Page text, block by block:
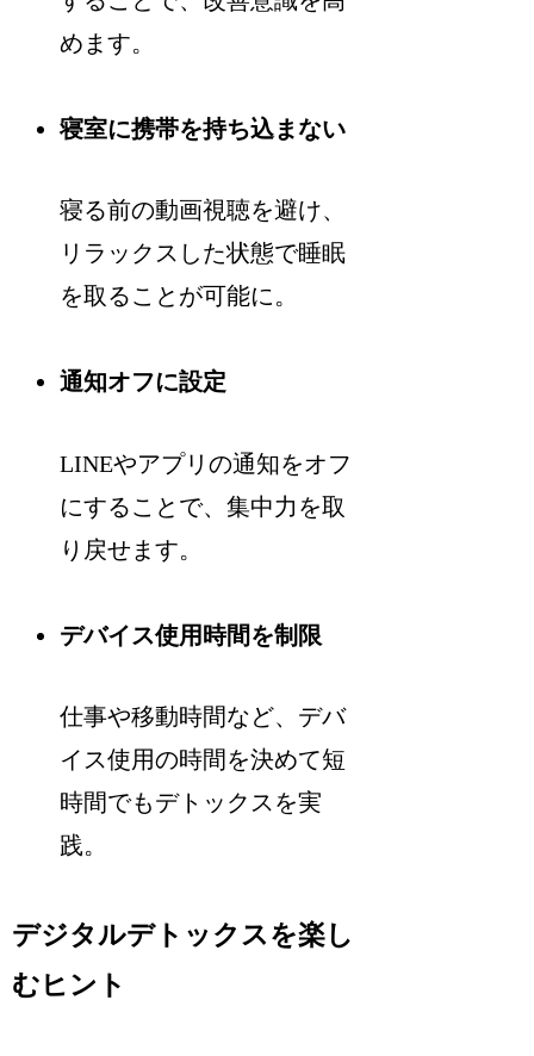
めます。
寝室に携帯を持ち込まない
寝る前の動画視聴を避け、
リラックスした状態で睡眠
を取ることが可能に。
通知オフに設定
LINEやアプリの通知をオフ
にすることで、集中力を取
り戻せます。
デバイス使用時間を制限
仕事や移動時間など、デバ
イス使用の時間を決めて短
時間でもデトックスを実
践。
デジタルデトックスを楽し
むヒント